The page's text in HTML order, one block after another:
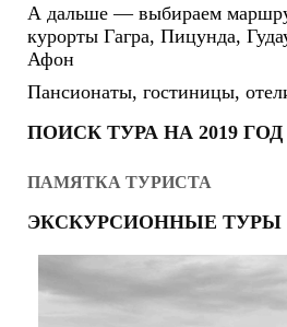
А дальше — выбираем
курорты Гагра, Пицунда,
Афон
Пансионаты, гостиницы,
ПОИСК ТУРА НА 2019 ГОД
ПАМЯТКА ТУРИСТА
ЭКСКУРСИОННЫЕ ТУРЫ